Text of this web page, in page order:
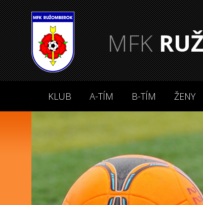
MFK
KLUB A-TÍM B-TÍM ŽENY